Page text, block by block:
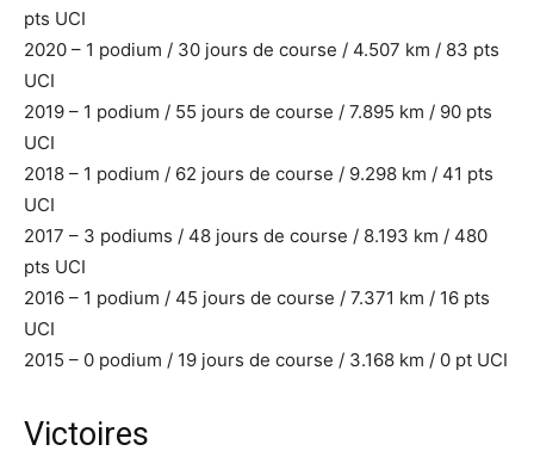
pts UCI
2020 – 1 podium / 30 jours de course / 4.507 km / 83 pts
UCI
2019 – 1 podium / 55 jours de course / 7.895 km / 90 pts
UCI
2018 – 1 podium / 62 jours de course / 9.298 km / 41 pts
UCI
2017 – 3 podiums / 48 jours de course / 8.193 km / 480
pts UCI
2016 – 1 podium / 45 jours de course / 7.371 km / 16 pts
UCI
2015 – 0 podium / 19 jours de course / 3.168 km / 0 pt UCI
Victoires